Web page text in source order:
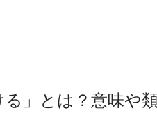
る」とは？意味や